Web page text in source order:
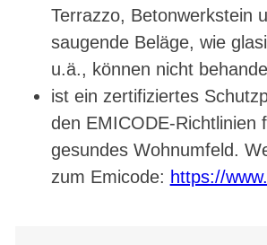
Terrazzo, Betonwerkstein
saugende Beläge, wie
u.ä., können nicht
ist ein zertifiziertes
den EMICODE-Richtlinien
gesundes Wohnumfeld.
zum Emicode: https://